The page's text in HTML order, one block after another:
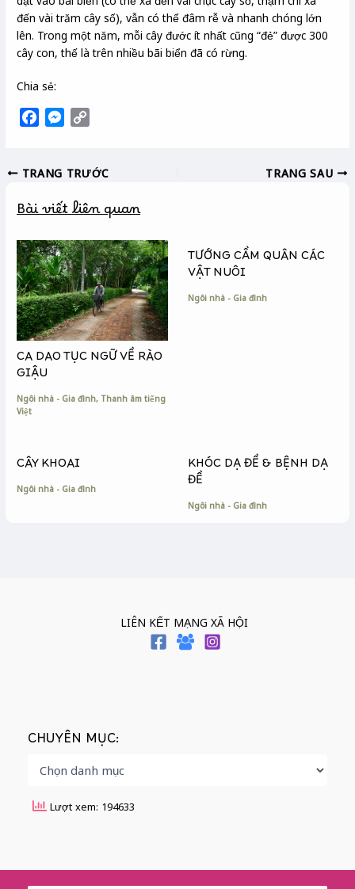
đến vài trăm cây số), vẫn có thể đâm rễ và nhanh chóng lớn
lên. Trong một năm, mỗi cây đước ít nhất cũng “đẻ” được 300
cây con, thế là trên nhiều bãi biển đã có rừng.
Chia sẻ:
e
o
k
M
s
n
e
r
y
i
k
TRANG TRƯỚC TRANG SAU
Bài viết liên quan
CA DAO TỤC NGỮ VỀ RÀO
GIẬU
Ngôi nhà - Gia đình, Thanh âm tiếng
Việt
TƯỚNG CẦM QUÂN CÁC
VẬT NUÔI
Ngôi nhà - Gia đình
CÂY KHOAI
Ngôi nhà - Gia đình
KHÓC DẠ ĐỀ & BỆNH DẠ
ĐỀ
Ngôi nhà - Gia đình
LIÊN KẾT MẠNG XÃ HỘI
CHUYÊN MỤC:
Lượt xem: 194633